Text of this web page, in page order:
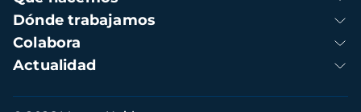
Dónde trabajamos
Colabora
Actualidad